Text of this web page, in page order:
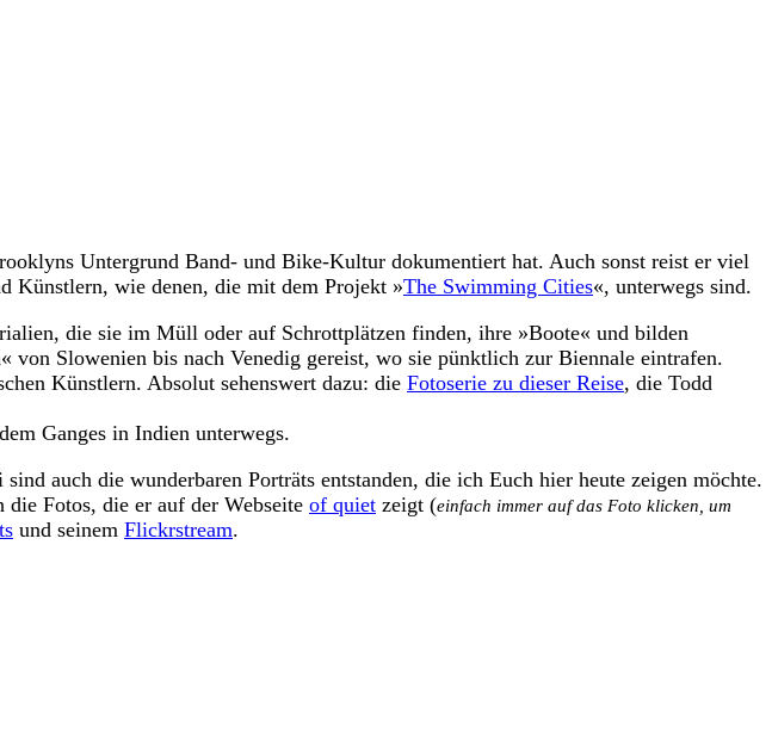
Untergrund Band- und Bike-Kultur dokumentiert hat. Auch sonst reist er viel
Künstlern, wie denen, die mit dem Projekt »The Swimming Cities«, unterwegs sind.
die sie im Müll oder auf Schrottplätzen finden, ihre »Boote« und bilden
von Slowenien bis nach Venedig gereist, wo sie pünktlich zur Biennale eintrafen.
Künstlern. Absolut sehenswert dazu: die Fotoserie zu dieser Reise, die Todd
Ganges in Indien unterwegs.
auch die wunderbaren Porträts entstanden, die ich Euch hier heute zeigen möchte.
Fotos, die er auf der Webseite of quiet zeigt (einfach immer auf das Foto klicken, um
und seinem Flickrstream.